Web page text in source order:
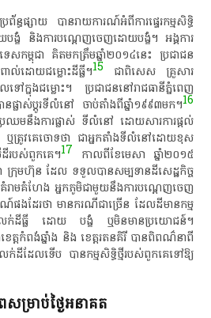
ព័ន្ធ​ផ្សាយ​ បាន​រាយការណ៍​អំពី​ការ​ផ្ទេរកម្មសិទ្ធិ​
ង្ខំ​ និង​ការ​បណ្តេញចេញ​ដោយ​បង្ខំ​។​ អង្គការ​
កម្ពុជា​ គិត​មក​ត្រឹម​ឆ្នាំ​២០១៤​នេះ​ ប្រជាជន​
ល់​ដោយ​ជម្លោះដីធ្លី​។​15 ជា​ពិសេស​ គ្រួសារ​
ក្នុង​ជម្លោះ​។​ ប្រជាជន​នៅ​រាជធានី​ភ្នំពេញ​
លាស់​ប្តូរ​ទីលំនៅ​ ចាប់តាំងពី​ឆ្នាំ​១៩៩៣​មក​។16
ម​នឹង​ការ​ផ្លាស់​ ទីលំនៅ​ ដោយសារ​ការ​ផ្តល់​
ត្រូវ​គេ​ចោទ​ថា​ ជា​អ្នក​តាំង​ទីលំនៅ​ដោយ​ខុស
របស់​ពួក​គេ​។​17 កាលពី​ខែមេសា​ ឆ្នាំ​២០១៥​
ក្រុមហ៊ុន​ ដែល​ ទទួល​បាន​សម្បទាន​ដី​សេដ្ឋកិច្ច​
រាម​គំ​ហែង​ អ្នក​ភូមិ​ជាមួយនឹង​ការ​បណ្តេញចេញ​
រណ៍​ផង​ដែរ​ថា​ មាន​ករណី​ជា​ច្រើន​ ដែល​ដី​មានកម្ម​
ក់​ដីធ្លី​ ដោយ​ បង្ខំ​ ឬ​មិន​មាន​ប្រយោជន៍​។​
ត្តកំពង់ឆ្នាំង​ និង​ ខេត្តរតនគិរី​ បាន​ពិពណ៌នា​ពី​
ក់​ដី​ដែល​ទើប​ បាន​កម្មសិទ្ធិ​ថ្មី​របស់​ពួក​គេ​ទៅ​ឱ្យ​
សម្រាប់​ថ្ងៃ​អនាគត